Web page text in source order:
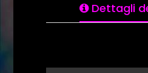
Dettagli